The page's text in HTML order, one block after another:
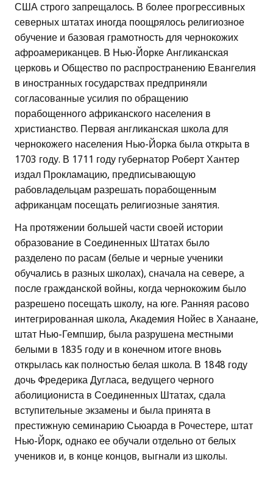
США строго запрещалось. В более прогрессивных
северных штатах иногда поощрялось религиозное
обучение и базовая грамотность для чернокожих
афроамериканцев. В Нью-Йорке Англиканская
церковь и Общество по распространению Евангелия
в иностранных государствах предприняли
согласованные усилия по обращению
порабощенного африканского населения в
христианство. Первая англиканская школа для
чернокожего населения Нью-Йорка была открыта в
1703 году. В 1711 году губернатор Роберт Хантер
издал Прокламацию, предписывающую
рабовладельцам разрешать порабощенным
африканцам посещать религиозные занятия.
На протяжении большей части своей истории
образование в Соединенных Штатах было
разделено по расам (белые и черные ученики
обучались в разных школах), сначала на севере, а
после гражданской войны, когда чернокожим было
разрешено посещать школу, на юге. Ранняя расово
интегрированная школа, Академия Нойес в Ханаане,
штат Нью-Гемпшир, была разрушена местными
белыми в 1835 году и в конечном итоге вновь
открылась как полностью белая школа. В 1848 году
дочь Фредерика Дугласа, ведущего черного
аболициониста в Соединенных Штатах, сдала
вступительные экзамены и была принята в
престижную семинарию Сьюарда в Рочестере, штат
Нью-Йорк, однако ее обучали отдельно от белых
учеников и, в конце концов, выгнали из школы.